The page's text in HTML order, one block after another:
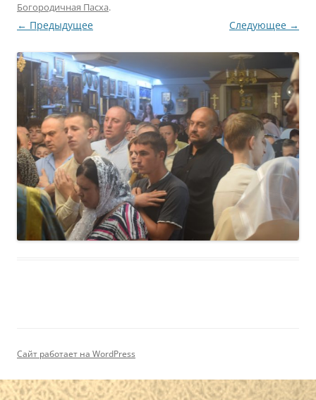
Богородичная Пасха.
← Предыдущее Следующее →
Сайт работает на WordPress